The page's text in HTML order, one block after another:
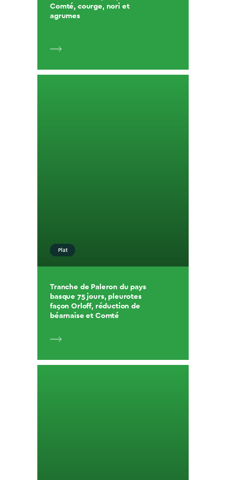
Comté, courge, nori et
agrumes
Plat
Tranche de Paleron du pays
basque 75 jours, pleurotes
façon Orloff, réduction de
béarnaise et Comté